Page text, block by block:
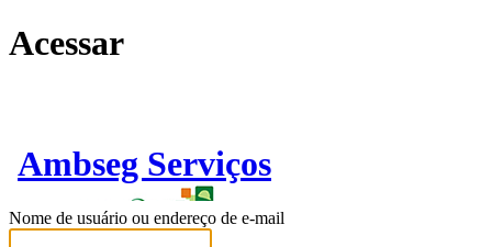
Acessar
Ambseg Serviços
Nome de usuário ou endereço de e-mail